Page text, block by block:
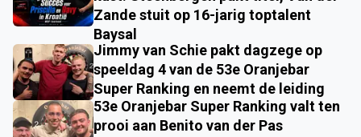
Zande stuit op 16-jarig toptalent
Baysal
Jimmy van Schie pakt dagzege op
speeldag 4 van de 53e Oranjebar
Super Ranking en neemt de leiding
53e Oranjebar Super Ranking valt ten
prooi aan Benito van der Pas